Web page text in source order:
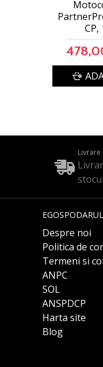
CP,
EGOSPODARUL
Despre noi
Politica de
Termeni si
ANPC
SOL
ANSPDCP
Harta site
Blog